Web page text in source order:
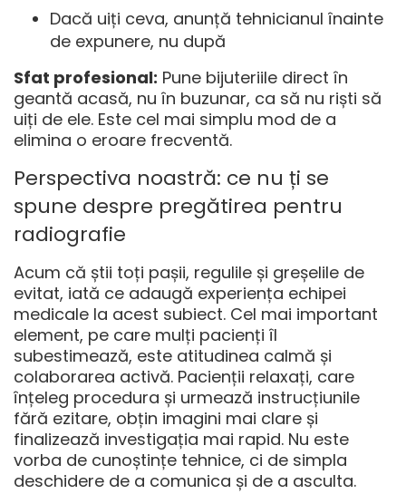
Dacă uiți ceva, anunță tehnicianul înainte
de expunere, nu după
Sfat profesional: Pune bijuteriile direct în
geantă acasă, nu în buzunar, ca să nu riști să
uiți de ele. Este cel mai simplu mod de a
elimina o eroare frecventă.
Perspectiva noastră: ce nu ți se
spune despre pregătirea pentru
radiografie
Acum că știi toți pașii, regulile și greșelile de
evitat, iată ce adaugă experiența echipei
medicale la acest subiect. Cel mai important
element, pe care mulți pacienți îl
subestimează, este atitudinea calmă și
colaborarea activă. Pacienții relaxați, care
înțeleg procedura și urmează instrucțiunile
fără ezitare, obțin imagini mai clare și
finalizează investigația mai rapid. Nu este
vorba de cunoștințe tehnice, ci de simpla
deschidere de a comunica și de a asculta.